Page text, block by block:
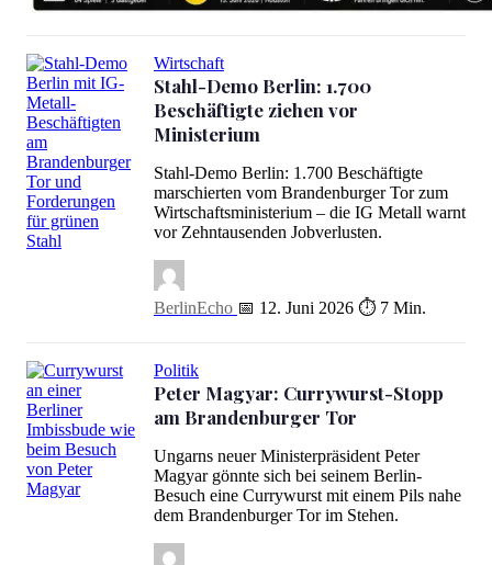
Stahl-Demo Berlin: 1.700 Beschäftigte ziehen vor Ministerium
Wirtschaft
Stahl-Demo Berlin: 1.700
Beschäftigte ziehen vor
Ministerium
Stahl-Demo Berlin: 1.700 Beschäftigte
marschierten vom Brandenburger Tor zum
Wirtschaftsministerium – die IG Metall warnt
vor Zehntausenden Jobverlusten.
BerlinEcho 📅 12. Juni 2026 ⏱ 7 Min.
Peter Magyar: Currywurst-Stopp am Brandenburger Tor
Politik
Peter Magyar: Currywurst-Stopp
am Brandenburger Tor
Ungarns neuer Ministerpräsident Peter
Magyar gönnte sich bei seinem Berlin-
Besuch eine Currywurst mit einem Pils nahe
dem Brandenburger Tor im Stehen.